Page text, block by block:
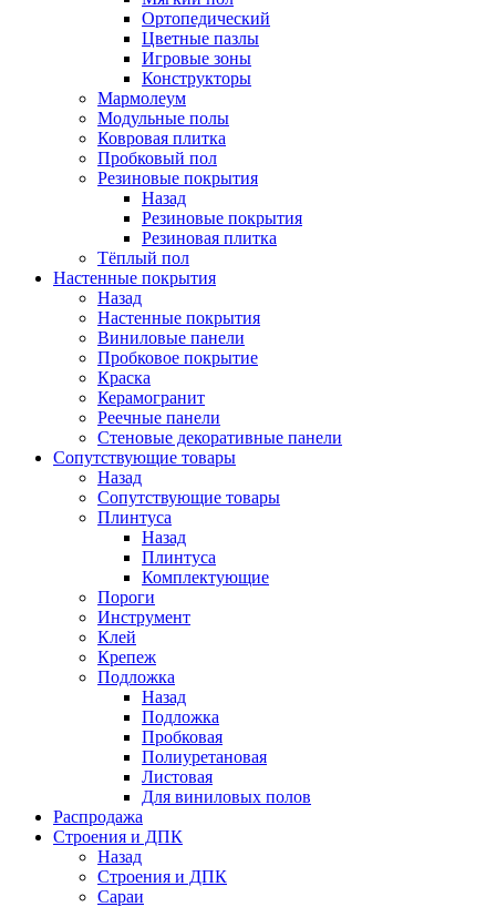
Ортопедический
Цветные пазлы
Игровые зоны
Конструкторы
Мармолеум
Модульные полы
Ковровая плитка
Пробковый пол
Резиновые покрытия
Назад
Резиновые покрытия
Резиновая плитка
Тёплый пол
Настенные покрытия
Назад
Настенные покрытия
Виниловые панели
Пробковое покрытие
Краска
Керамогранит
Реечные панели
Стеновые декоративные панели
Сопутствующие товары
Назад
Сопутствующие товары
Плинтуса
Назад
Плинтуса
Комплектующие
Пороги
Инструмент
Клей
Крепеж
Подложка
Назад
Подложка
Пробковая
Полиуретановая
Листовая
Для виниловых полов
Распродажа
Строения и ДПК
Назад
Строения и ДПК
Сараи